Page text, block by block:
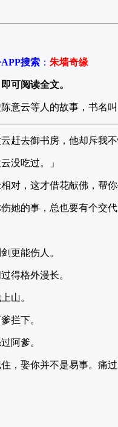
搜索 ： 朱墙奇缘
可阅读全文。
意云等人的故事，书名
赶去御书房，他却斥我不
没吃过。」
对，这才借花献佛，帮你
她的事，总也要有个交代
更能伤人。
得格外漫长。
山。
拦下。
阿爹。
，娶你并不是易事。痛过